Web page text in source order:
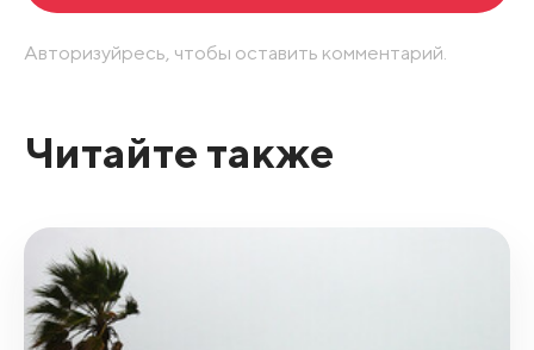
Авторизуйресь, чтобы оставить комментарий.
Читайте также